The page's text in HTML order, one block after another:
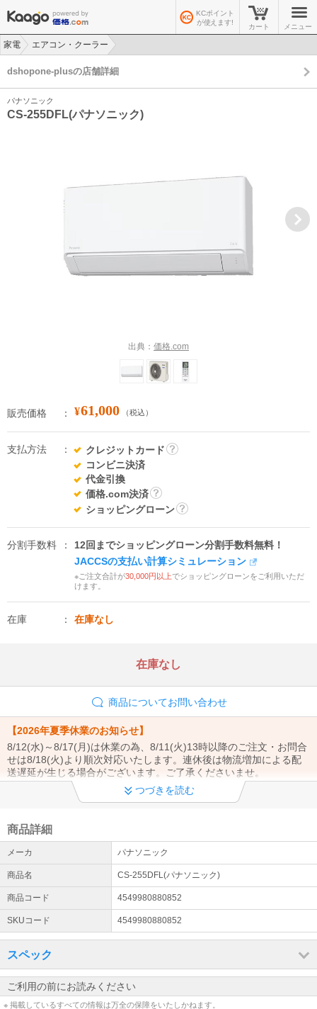
KCポイント
が使えます!
カート メニュー
家電
エアコン・クーラー
dshopone-plusの店舗詳細
パナソニック
CS-255DFL(パナソニック)
出典： 価格.com
販売価格 ¥61,000 （税込）
支払方法
クレジットカード
コンビニ決済
代金引換
価格.com決済
詳
ショッピングローン
分割手数料
12回までショッピングローン分割手数料無料！
JACCSの支払い計算シミュレーション
※ご注文合計が30,000円以上でショッピングローンをご利用いただ
けます。
在庫 在庫なし
在庫なし
商品についてお問い合わせ
【2026年夏季休業のお知らせ】
8/12(水)～8/17(月)は休業の為、8/11(火)13時以降のご注文・お問合
せは8/18(火)より順次対応いたします。連休後は物流増加による配
送遅延が生じる場合がございます。ご了承くださいませ。
【商品発送についてのご案内】
営業日(月曜日)からの発送となる場合がございます。ご了承くださ
いませ。
エアコン設置工事お申込みまたはご検討のお客様へ
エアコン設置サービスは全国対応しております（窓用エアコンは工
事対象外です）。 エアコンのご注文→商品の出荷→設置業者様より
工事日のご連絡→設置工事の流れとなります。（商品は先納品で
す）
配送について
配送先が【沖縄県・離島】の場合は通常配送と異なるため、ご注文
をいただいた商品によっては、お届けまで日数を要する場合がござ
います。ご了承くださいませ。
つづきを読む
商品詳細
メーカ パナソニック
商品名 CS-255DFL(パナソニック)
商品コード 4549980880852
SKUコード 4549980880852
スペック
ご利用の前にお読みください
※ 掲載しているすべての情報は万全の保障をいたしかねます。